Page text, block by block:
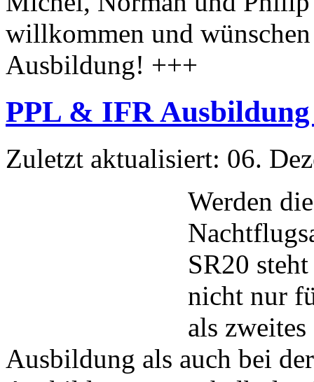
PPL & IFR
Zuletzt aktualisiert: 06.
Werden
SR20
nicht nur
als
Ausbildung als auch bei